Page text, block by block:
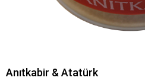
Anıtkabir & Atatürk